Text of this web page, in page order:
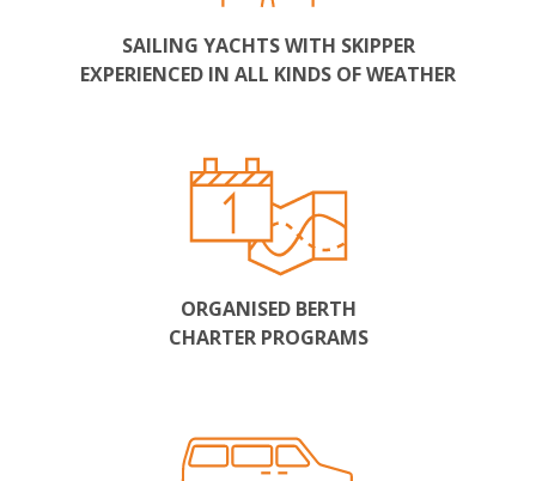
SAILING YACHTS WITH SKIPPER
EXPERIENCED IN ALL KINDS OF WEATHER
ORGANISED BERTH
CHARTER PROGRAMS